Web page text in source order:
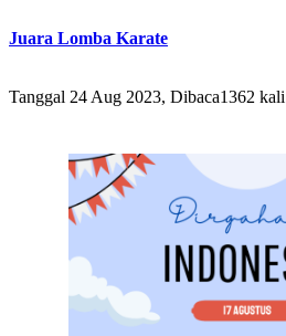
Juara Lomba Karate
Tanggal 24 Aug 2023, Dibaca1362 kali